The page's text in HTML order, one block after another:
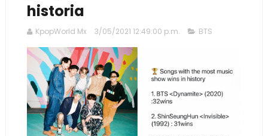
historia
KpopWorld Mx 3/05/2021 12:49:00 p.m. BTS